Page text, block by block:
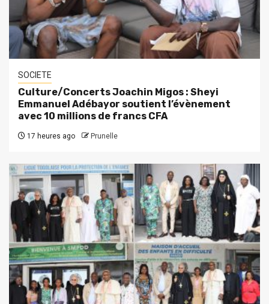
SOCIETE
Culture/Concerts Joachin Migos : Sheyi
Emmanuel Adébayor soutient l’évènement
avec 10 millions de francs CFA
17 heures ago Prunelle